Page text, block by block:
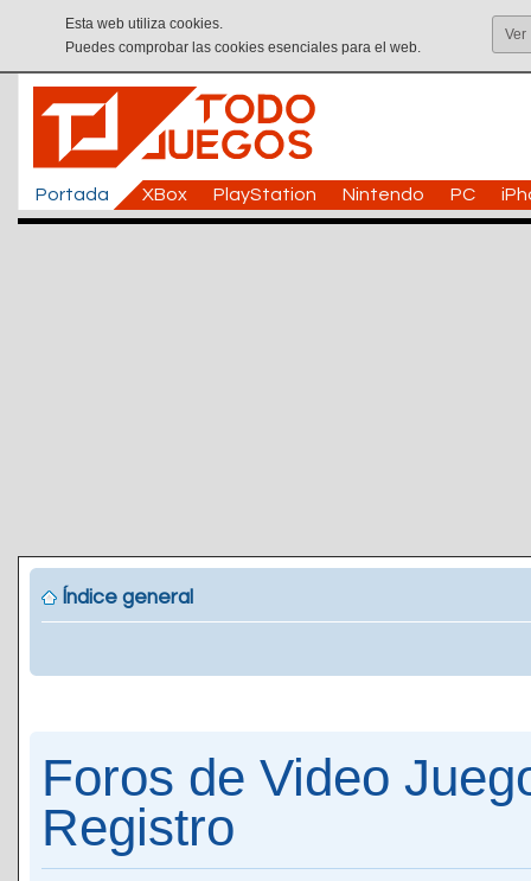
Esta web utiliza cookies.
Puedes comprobar las cookies esenciales para el web.
Ver
Portada XBox PlayStation Nintendo PC
Índice general
Foros de Video
Registro